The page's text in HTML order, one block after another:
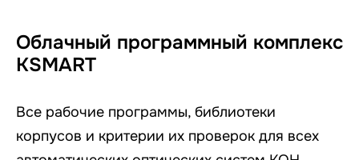
Облачный программный комплекс
KSMART
Все рабочие программы, библиотеки
корпусов и критерии их проверок для всех